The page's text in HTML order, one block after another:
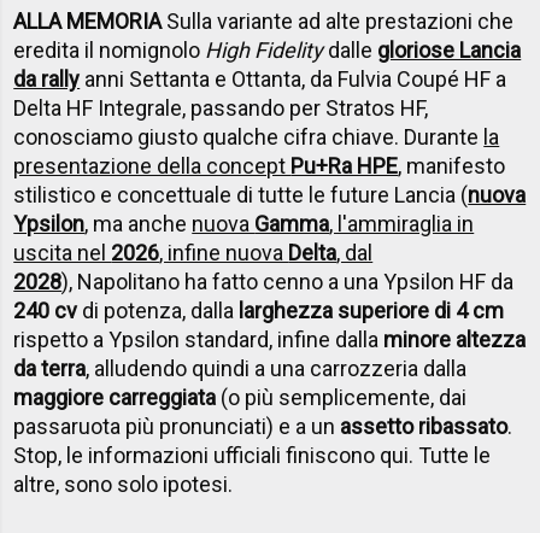
ALLA MEMORIASulla variante ad alte prestazioni che
eredita il nomignolo High Fidelitydalle gloriose Lancia
da rally anni Settanta e Ottanta, da Fulvia Coupé HF a
Delta HF Integrale, passando per Stratos HF,
conosciamo giusto qualche cifra chiave. Durante la
presentazione della concept Pu+Ra HPE, manifesto
stilistico e concettuale di tutte le future Lancia (nuova
Ypsilon, ma anche nuova Gamma, l'ammiraglia in
uscita nel 2026, infine nuova Delta, dal
2028), Napolitano ha fatto cenno a una Ypsilon HF da
240 cvdi potenza, dalla larghezza superiore di 4 cm
rispetto a Ypsilon standard, infine dalla minore altezza
da terra, alludendo quindi a una carrozzeria dalla
maggiore carreggiata (o più semplicemente, dai
passaruota più pronunciati) e a un assetto ribassato.
Stop, le informazioni ufficiali finiscono qui. Tutte le
altre, sono solo ipotesi.